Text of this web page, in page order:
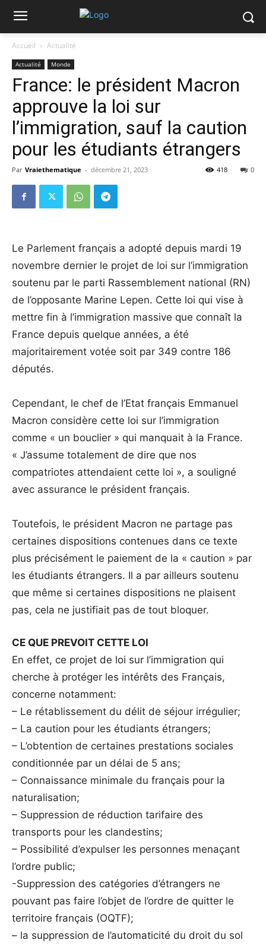
Accueil Actualité
Actualité Monde
France: le président Macron
approuve la loi sur
l’immigration, sauf la caution
pour les étudiants étrangers
Par Vraiethematique - décembre 21, 2023 0
418
Le Parlement français a adopté depuis mardi 19
novembre dernier le projet de loi sur l’immigration
soutenu par le parti Rassemblement national (RN)
de l’opposante Marine Lepen. Cette loi qui vise à
mettre fin à l’immigration massive que connaît la
France depuis quelque années, a été
majoritairement votée soit par 349 contre 186
députés.
Cependant, le chef de l’Etat français Emmanuel
Macron considère cette loi sur l’immigration
comme « un bouclier » qui manquait à la France.
« J’assume totalement de dire que nos
compatriotes attendaient cette loi », a souligné
avec assurance le président français.
Toutefois, le président Macron ne partage pas
certaines dispositions contenues dans ce texte
plus précisément le paiement de la « caution » par
les étudiants étrangers. Il a par ailleurs soutenu
que même si certaines dispositions ne plaisent
pas, cela ne justifiait pas de tout bloquer.
CE QUE PREVOIT CETTE LOI
En effet, ce projet de loi sur l’immigration qui
cherche à protéger les intérêts des Français,
concerne notamment:
– Le rétablissement du délit de séjour irrégulier;
– La caution pour les étudiants étrangers;
– L’obtention de certaines prestations sociales
conditionnée par un délai de 5 ans;
– Connaissance minimale du français pour la
naturalisation;
– Suppression de réduction tarifaire des
transports pour les clandestins;
– Possibilité d’expulser les personnes menaçant
l’ordre public;
-Suppression des catégories d’étrangers ne
pouvant pas faire l’objet de l’ordre de quitter le
territoire français (OQTF);
– la suppression de l’automaticité du droit du sol